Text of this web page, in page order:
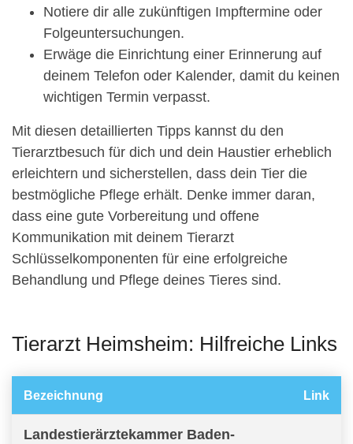
Notiere dir alle zukünftigen Impftermine oder
Folgeuntersuchungen.
Erwäge die Einrichtung einer Erinnerung auf
deinem Telefon oder Kalender, damit du keinen
wichtigen Termin verpasst.
Mit diesen detaillierten Tipps kannst du den
Tierarztbesuch für dich und dein Haustier erheblich
erleichtern und sicherstellen, dass dein Tier die
bestmögliche Pflege erhält. Denke immer daran,
dass eine gute Vorbereitung und offene
Kommunikation mit deinem Tierarzt
Schlüsselkomponenten für eine erfolgreiche
Behandlung und Pflege deines Tieres sind.
Tierarzt Heimsheim: Hilfreiche Links
Bezeichnung Link
Landestierärztekammer Baden-